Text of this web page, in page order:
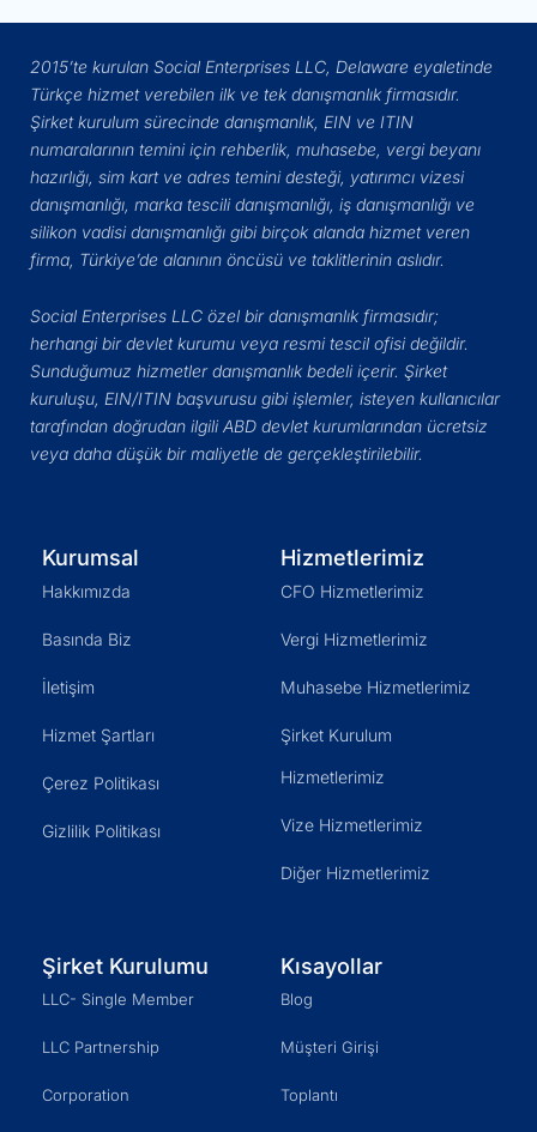
2015’te kurulan Social Enterprises LLC, Delaware eyaletinde
Türkçe hizmet verebilen ilk ve tek danışmanlık firmasıdır.
Şirket kurulum sürecinde danışmanlık, EIN ve ITIN
numaralarının temini için rehberlik, muhasebe, vergi beyanı
hazırlığı, sim kart ve adres temini desteği, yatırımcı vizesi
danışmanlığı, marka tescili danışmanlığı, iş danışmanlığı ve
silikon vadisi danışmanlığı gibi birçok alanda hizmet veren
firma, Türkiye’de alanının öncüsü ve taklitlerinin aslıdır.
Social Enterprises LLC özel bir danışmanlık firmasıdır;
herhangi bir devlet kurumu veya resmi tescil ofisi değildir.
Sunduğumuz hizmetler danışmanlık bedeli içerir. Şirket
kuruluşu, EIN/ITIN başvurusu gibi işlemler, isteyen kullanıcılar
tarafından doğrudan ilgili ABD devlet kurumlarından ücretsiz
veya daha düşük bir maliyetle de gerçekleştirilebilir.
Kurumsal
Hakkımızda
Basında Biz
İletişim
Hizmet Şartları
Çerez Politikası
Gizlilik Politikası
Hizmetlerimiz
CFO Hizmetlerimiz
Vergi Hizmetlerimiz
Muhasebe Hizmetlerimiz
Şirket Kurulum
Hizmetlerimiz
Vize Hizmetlerimiz
Diğer Hizmetlerimiz
Şirket Kurulumu
LLC- Single Member
LLC Partnership
Corporation
Kısayollar
Blog
Müşteri Girişi
Toplantı